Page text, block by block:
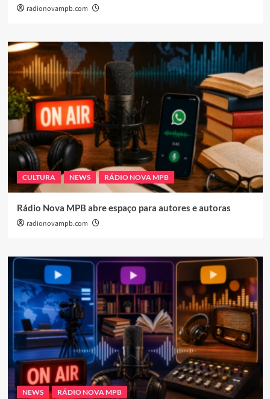
radionovampb.com
CULTURA NEWS RÁDIO NOVA MPB
Rádio Nova MPB abre espaço para autores e autoras
radionovampb.com
NEWS RÁDIO NOVA MPB